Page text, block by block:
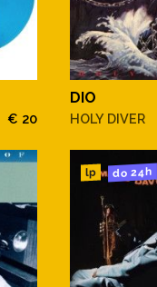
€ 20
DIO
HOLY DIVER
lp do 24h